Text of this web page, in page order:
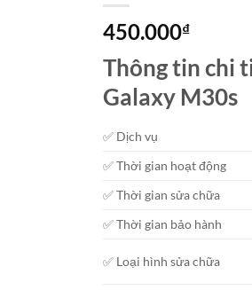
450.000₫
Thông tin chi
Galaxy M30s
✅ Dịch vụ
✅ Thời gian hoạt động
✅ Thời gian sửa chữa
✅ Thời gian bảo hành
✅ Loại hình sửa chữa